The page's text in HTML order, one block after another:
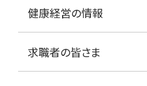
健康経営の情報
求職者の皆さま